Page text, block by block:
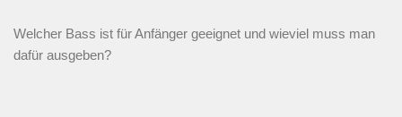
Welcher Bass ist für Anfänger geeignet und wieviel muss man
dafür ausgeben?